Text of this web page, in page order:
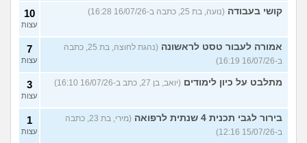
קושי בעבודה (נועה, בת 25, כתבה ב-16/07/26 16:28) 10
עצות
אמורה לעבור טסט לראשונה
(נהגת לחוצה, בת 25, כתבה
ב-16/07/26 16:19)
7
עצות
מתלבט על כיון לימודים (יואב, בן 27, כתב ב-16/07/26 16:10) 3
עצות
בירור לגבי תכנית 4 שנתית לרפואה
(מירי, בת 23, כתבה
ב-15/07/26 12:16)
1
עצות